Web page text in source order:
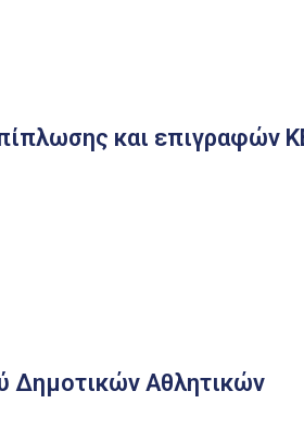
και επιγραφών
Δημοτικών Αθλητικών